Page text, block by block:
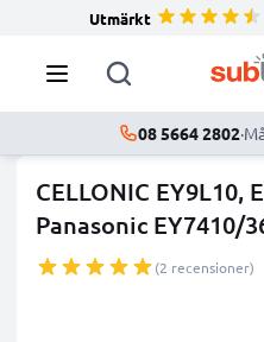
Utmärkt
08 5664 2802·
CELLONIC
Panasonic EY7410/
(2 recensioner)